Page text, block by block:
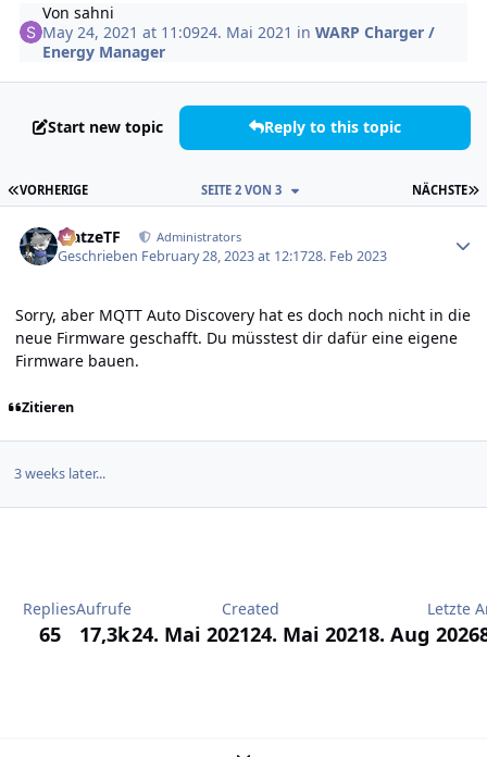
Vonsahni
May 24, 2021 at 11:0924. Mai 2021 inWARP Charger /
Energy Manager
Start new topic Reply to this topic
ERSTE SEITE
VORHERIGE NÄCHSTE
SEITE 2 VON 3
MatzeTF Administrators
Geschrieben February 28, 2023 at 12:1728. Feb 2023
Sorry, aber MQTT Auto Discovery hat es doch noch nicht in die
neue Firmware geschafft. Du müsstest dir dafür eine eigene
Firmware bauen.
Zitieren
3 weeks later...
Replies
65
Aufrufe
17,3k
Created
24. Mai 202124. Mai 2021
Letzte
8. Aug 2026